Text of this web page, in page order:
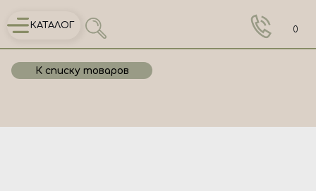
КАТАЛОГ 0
К списку товаров